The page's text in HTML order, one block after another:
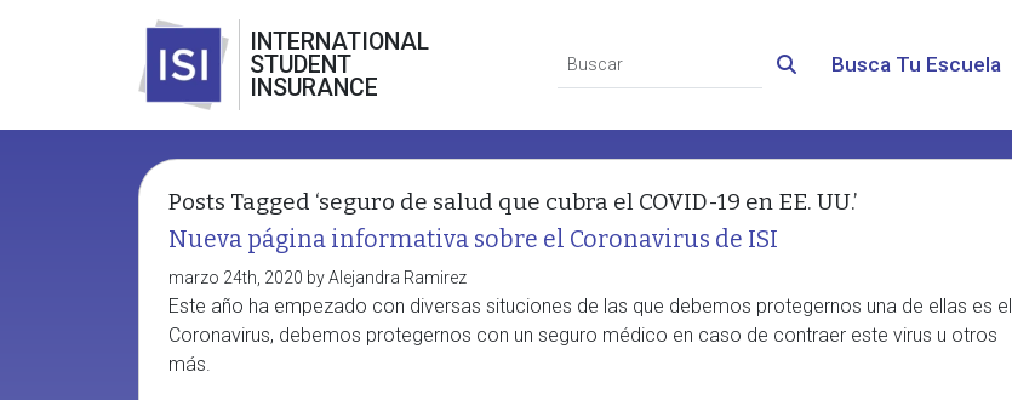
INTERNATIONAL
STUDENT
INSURANCE
Busca Tu Escuela
Posts Tagged ‘seguro de salud que cubra el COVID-19 en EE. UU.’
Nueva página informativa sobre el Coronavirus de ISI
marzo 24th, 2020 by Alejandra Ramirez
Este año ha empezado con diversas situciones de las que debemos protegernos una de ellas es el
Coronavirus, debemos protegernos con un seguro médico en caso de contraer este virus u otros
más.